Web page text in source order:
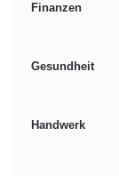
Finanzen
Gesundheit
Handwerk